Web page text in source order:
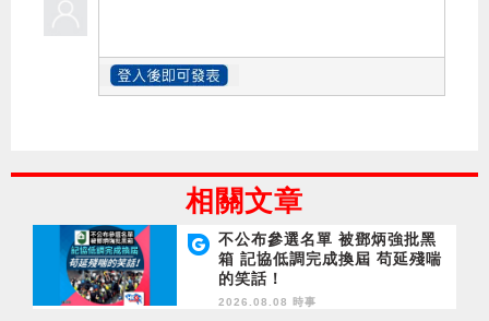
相關文章
不公布參選名單 被鄧炳強批黑
箱 記協低調完成換屆 苟延殘喘
的笑話！
2026.08.08 時事